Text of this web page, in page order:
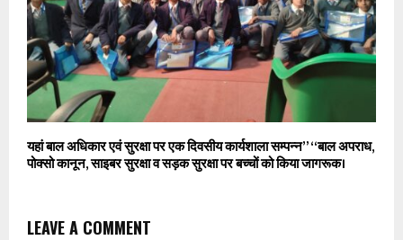
यहां बाल अधिकार एवं सुरक्षा पर एक दिवसीय कार्यशाला सम्पन्न” “बाल अपराध,
पोक्सो कानून, साइबर सुरक्षा व सड़क सुरक्षा पर बच्चों को किया जागरूक।
LEAVE A COMMENT